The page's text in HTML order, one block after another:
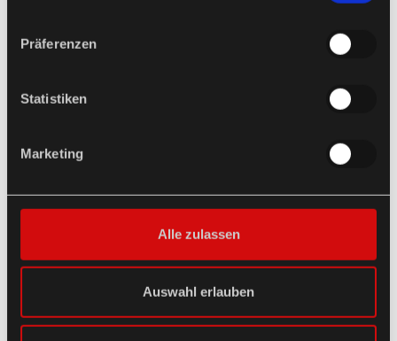
Präferenzen
Statistiken
Marketing
Alle zulassen
Auswahl erlauben